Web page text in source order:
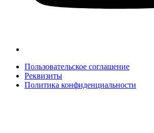
Пользовательское соглашение
Реквизиты
Политика конфиденциальности